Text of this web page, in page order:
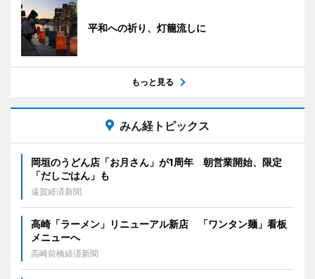
平和への祈り、灯籠流しに
もっと見る
みん経トピックス
岡垣のうどん店「お月さん」が1周年 朝営業開始、限定
「だしごはん」も
遠賀経済新聞
高崎「ラーメン」リニューアル新店 「ワンタン麺」看板
メニューへ
高崎前橋経済新聞